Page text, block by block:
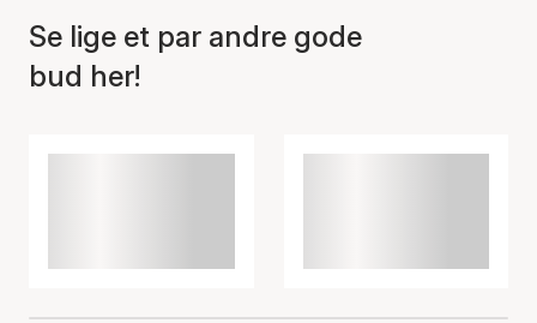
Se lige et par andre gode
bud her!